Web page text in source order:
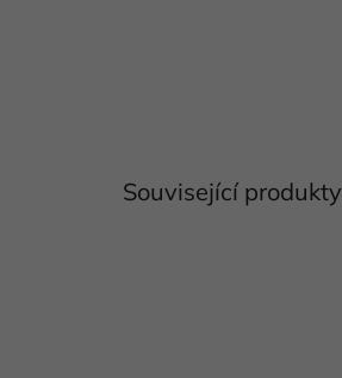
Související produkty